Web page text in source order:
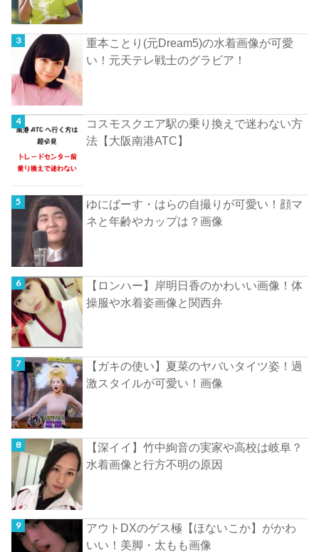
重本ことり(元Dream5)の水着画像が可愛
い！元天テレ戦士のグラビア！
コスモスクエア駅の乗り換えで迷わない方
法【大阪南港ATC】
ゆにばーす・はらの自撮りが可愛い！顔マ
ネと年齢やカップは？画像
【ロンハー】岸明日香のかわいい画像！体
操服や水着姿画像と関西弁
【ガキの使い】夏菜のヤバいタイツ姿！過
激スタイルが可愛い！画像
【深イイ】竹中絢音の実家や高校は岐阜？
水着画像と行方不明の原因
アウトDXのゲス極【ほないこか】がかわ
いい！美脚・太もも画像